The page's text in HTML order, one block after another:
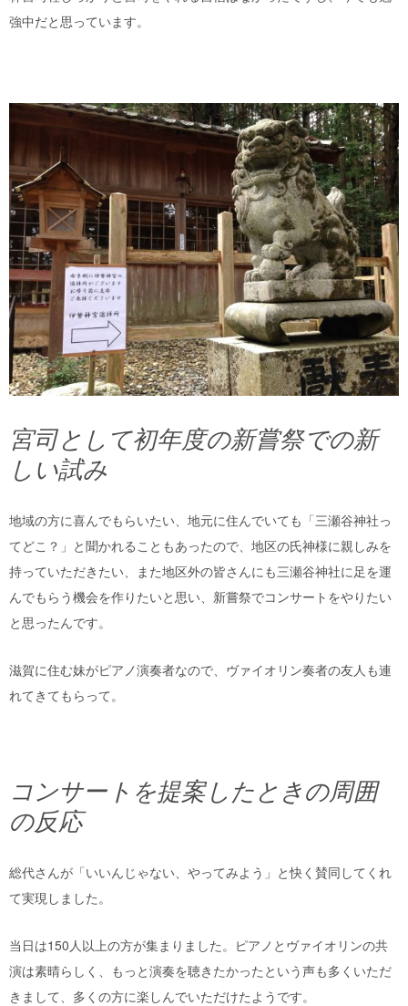
強中だと思っています。
宮司として初年度の新嘗祭での新
しい試み
地域の方に喜んでもらいたい、地元に住んでいても「三瀬谷神社っ
てどこ？」と聞かれることもあったので、地区の氏神様に親しみを
持っていただきたい、また地区外の皆さんにも三瀬谷神社に足を運
んでもらう機会を作りたいと思い、新嘗祭でコンサートをやりたい
と思ったんです。
滋賀に住む妹がピアノ演奏者なので、ヴァイオリン奏者の友人も連
れてきてもらって。
コンサートを提案したときの周囲
の反応
総代さんが「いいんじゃない、やってみよう」と快く賛同してくれ
て実現しました。
当日は150人以上の方が集まりました。ピアノとヴァイオリンの共
演は素晴らしく、もっと演奏を聴きたかったという声も多くいただ
きまして、多くの方に楽しんでいただけたようです。